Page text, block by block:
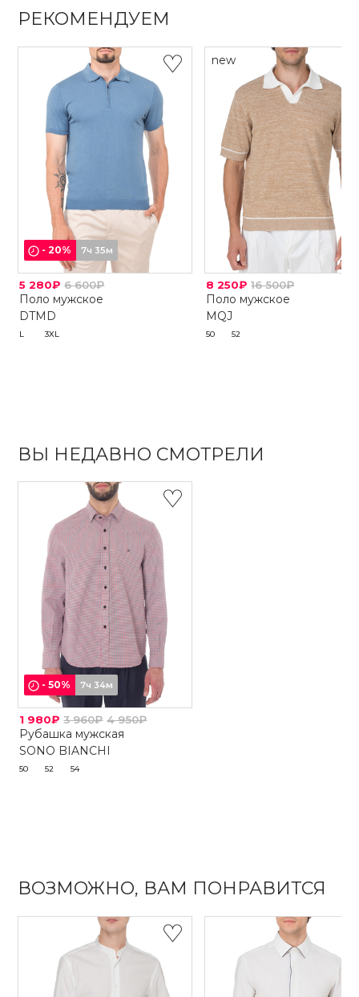
РЕКОМЕНДУЕМ
-20% 7ч 35м
5 280₽ 6 600₽
Поло мужское
DTMD
L 3XL
new
8 250₽ 16 500₽
Поло мужское
MQJ
50 52
ВЫ НЕДАВНО СМОТРЕЛИ
-50% 7ч 34м
1 980₽ 3 960₽ 4 950₽
Рубашка мужская
SONO BIANCHI
50 52 54
ВОЗМОЖНО, ВАМ ПОНРАВИТСЯ